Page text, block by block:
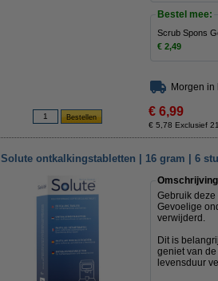
Bestel mee:
Scrub Spons
€ 2,49
Morgen in
€ 6,99
€ 5,78 Exclusief
Solute ontkalkingstabletten | 16 gram | 6
Omschrijving
Gebruik
Gevoelige
verwijderd.
Dit is
geniet van
levensduur